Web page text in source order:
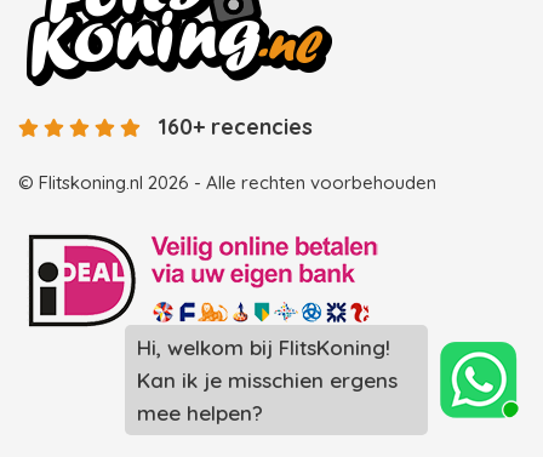
Hi, welkom bij FlitsKoning!
Kan ik je misschien ergens
mee helpen?
© Flitskoning.nl 2026 - Alle rechten voorbehouden
160+ recencies
Landingspagina overzicht photobooths
Landingspagina overzicht videobooths
Photobooth huren in Spijkenisse